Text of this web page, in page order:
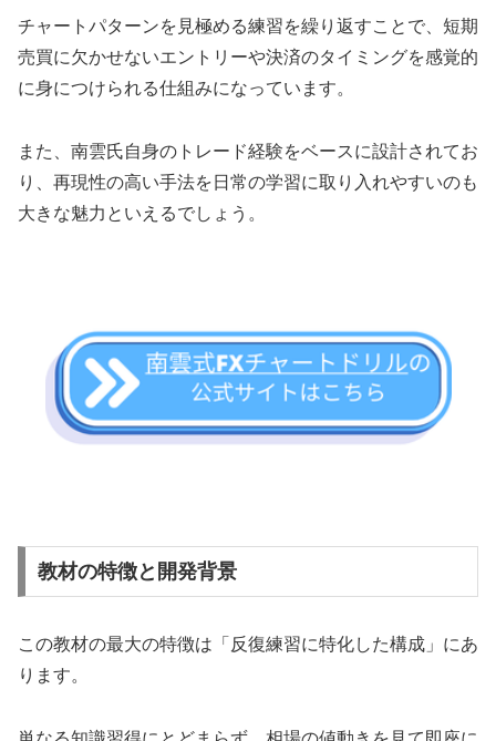
チャートパターンを見極める練習を繰り返すことで、短期
売買に欠かせないエントリーや決済のタイミングを感覚的
に身につけられる仕組みになっています。
また、南雲氏自身のトレード経験をベースに設計されてお
り、再現性の高い手法を日常の学習に取り入れやすいのも
大きな魅力といえるでしょう。
教材の特徴と開発背景
この教材の最大の特徴は「反復練習に特化した構成」にあ
ります。